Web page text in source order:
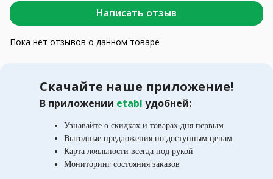
Написать отзыв
Пока нет отзывов о данном товаре
Скачайте наше приложение!
В приложении etabl удобней:
Узнавайте о скидках и товарах дня первым
Выгодные предложения по доступным ценам
Карта лояльности всегда под рукой
Мониторинг состояния заказов